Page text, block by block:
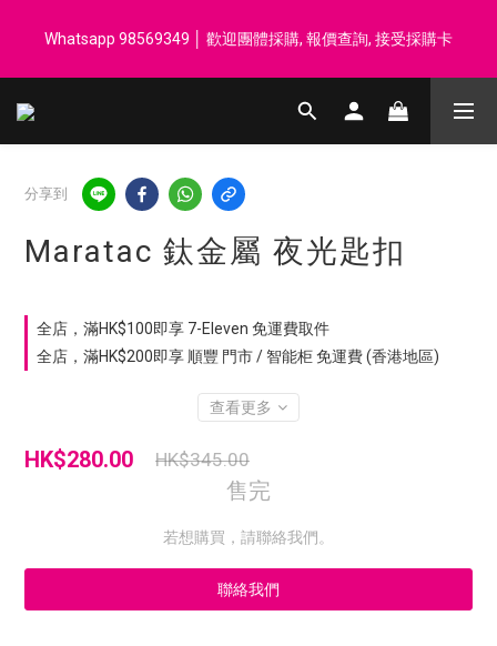
汗毛巾 韓國制 送完即止
Whatsapp 98569349 │ 歡迎團體採購, 報價查詢, 接受採購卡
登記會員享每$50回贈$1 │ 滿HK$899 送 N-rit Campack Towel 吸
分享到
Maratac 鈦金屬 夜光匙扣
全店，滿HK$100即享 7-Eleven 免運費取件
全店，滿HK$200即享 順豐 門市 / 智能柜 免運費 (香港地區)
查看更多
HK$280.00 HK$345.00
售完
若想購買，請聯絡我們。
聯絡我們